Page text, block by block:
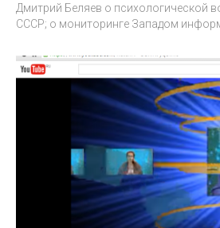
Дмитрий Беляев о психологической
СССР; о мониторинге Западом